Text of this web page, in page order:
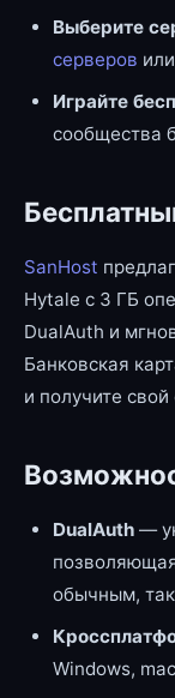
Выберите
серверов
Играйте
сообщества
SanHost
Hytale с 3 ГБ
DualAuth и
Банковская
и получите
DualAuth —
обычным,
Windows,